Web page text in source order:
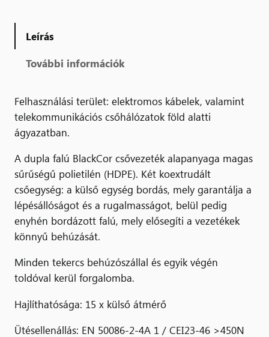
Leírás
További információk
Felhasználási terület: elektromos kábelek, valamint
telekommunikációs csőhálózatok föld alatti
ágyazatban.
A dupla falú BlackCor csővezeték alapanyaga magas
sűrűségű polietilén (HDPE). Két koextrudált
csőegység: a külső egység bordás, mely garantálja a
lépésállóságot és a rugalmasságot, belül pedig
enyhén bordázott falú, mely elősegíti a vezetékek
könnyű behúzását.
Minden tekercs behúzószállal és egyik végén
toldóval kerül forgalomba.
Hajlíthatósága: 15 x külső átmérő
Ütésellenállás: EN 50086-2-4A 1 / CEI23-46 >450N